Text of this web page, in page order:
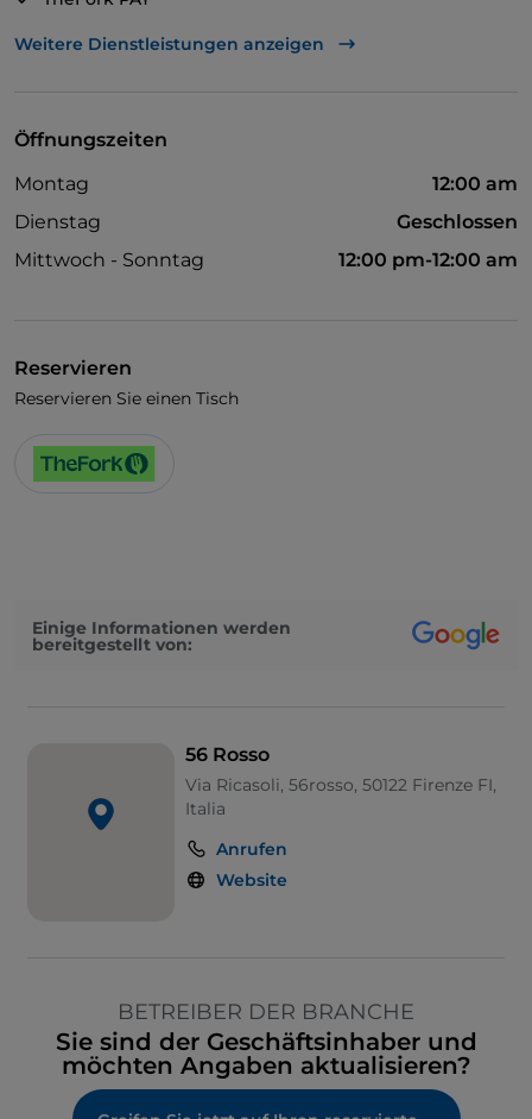
UnionPay über TheFork PAY
WLAN
Weitere Dienstleistungen anzeigen
Öffnungszeiten
Montag
12:00 am
Dienstag
Geschlossen
Mittwoch - Sonntag
12:00 pm-12:00 am
Reservieren
Reservieren Sie einen Tisch
Einige Informationen werden
bereitgestellt von:
56 Rosso
Via Ricasoli, 56rosso, 50122 Firenze FI,
Italia
Anrufen
Website
BETREIBER DER BRANCHE
Sie sind der Geschäftsinhaber und
möchten Angaben aktualisieren?